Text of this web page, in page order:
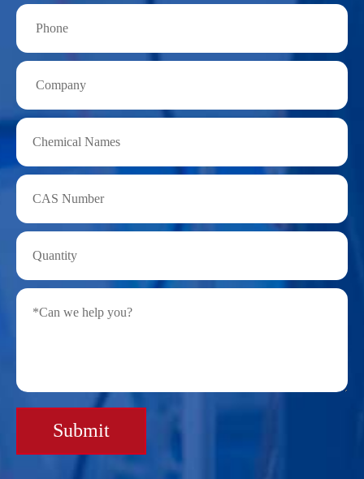
Submit